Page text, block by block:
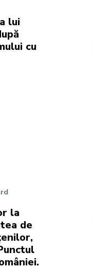
lui
cu
la
de